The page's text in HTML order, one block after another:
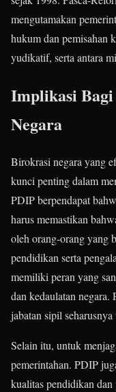
mengutamakan
hukum dan pemisahan
yudikatif, serta antara
Implikasi
Negara
Birokrasi negara yang
kunci penting dalam
PDIP berpendapat
harus memastikan
oleh orang-orang yang
pendidikan serta
memiliki peran yang
dan kedaulatan negara.
jabatan sipil
Selain itu, untuk
pemerintahan. PDIP
kualitas pendidikan